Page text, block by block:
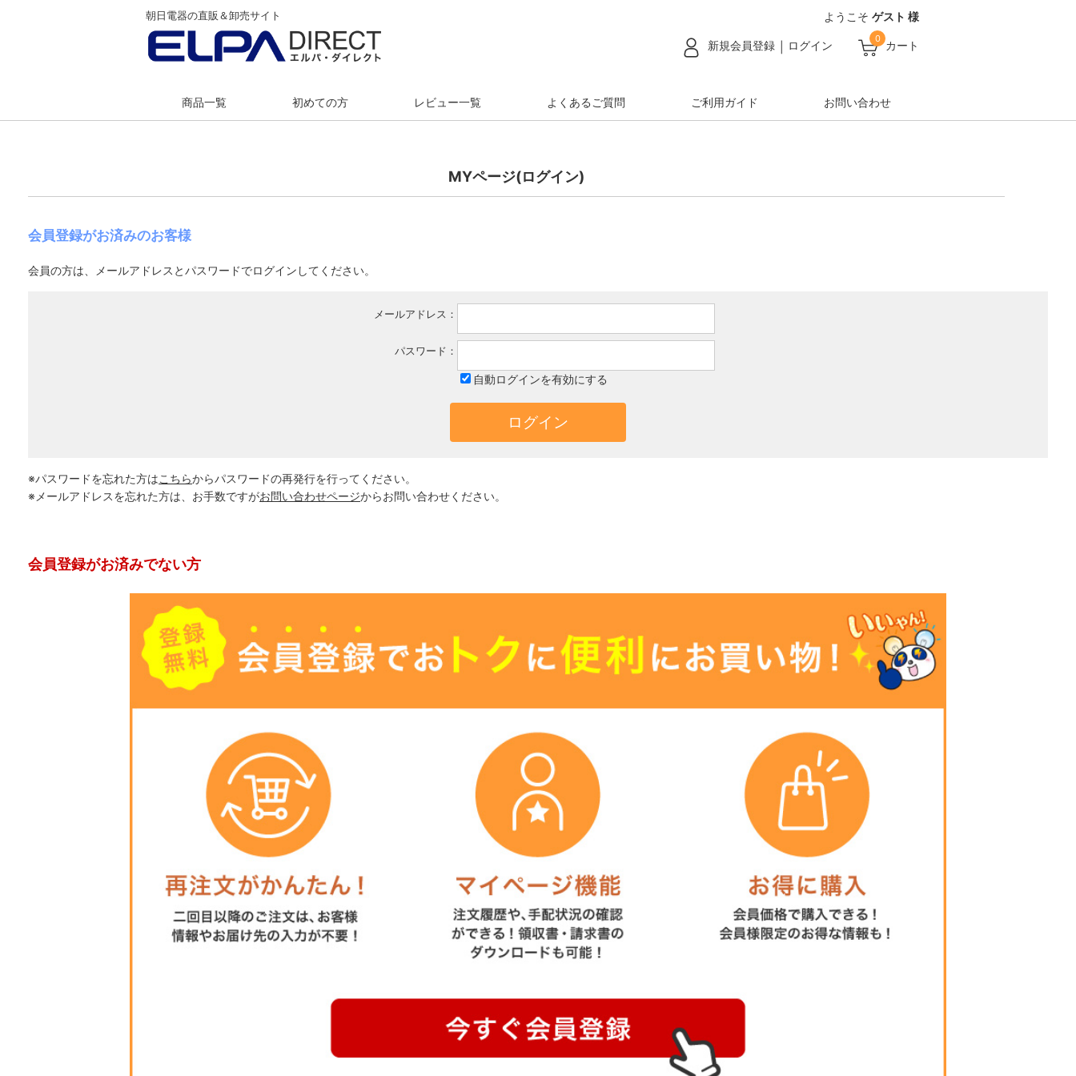
朝日電器の直販＆卸売サイト ようこそ ゲスト 様
新規会員登録 ログイン カート
0
商品一覧 初めての方 レビュー一覧 よくあるご質問 ご利用ガイド お問い合わせ
MYページ(ログイン)
会員登録がお済みのお客様
会員の方は、メールアドレスとパスワードでログインしてください。
メールアドレス：
パスワード：
自動ログインを有効にする
※パスワードを忘れた方はこちらからパスワードの再発行を行ってください。
※メールアドレスを忘れた方は、お手数ですがお問い合わせページからお問い合わせください。
会員登録がお済みでない方